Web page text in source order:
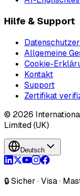
Hilfe & Support
Allgemeine
Cookie-
Kontakt
Support
Zertifikat
© 2026
Limited (UK)
Deutsch
🔒 Sicher · Visa ·